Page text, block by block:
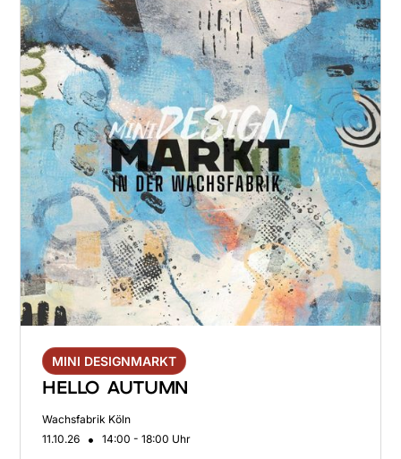
MINI DESIGNMARKT
HELLO AUTUMN
Wachsfabrik Köln
11.10.26
• 14:00 - 18:00 Uhr